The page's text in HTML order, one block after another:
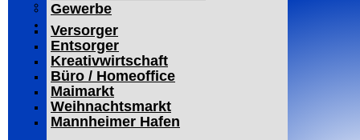
Gewerbe
Versorger
Entsorger
Kreativwirtschaft
Büro / Homeoffice
Maimarkt
Weihnachtsmarkt
Mannheimer Hafen
Leitartikel
WERBUNG